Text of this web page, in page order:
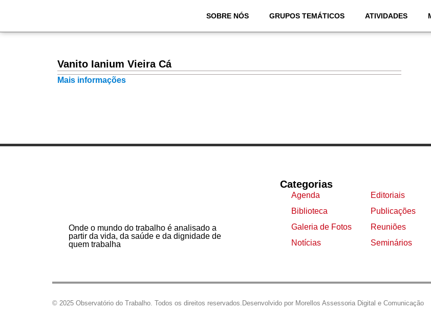
SOBRE NÓS GRUPOS TEMÁTICOS ATIVIDADES
Vanito Ianium Vieira Cá
Mais informações
Onde o mundo do trabalho é analisado a
partir da vida, da saúde e da dignidade de
quem trabalha
Categorias
Agenda
Biblioteca
Galeria de Fotos
Notícias
Editoriais
Publicações
Reuniões
Seminários
© 2025 Observatório do Trabalho. Todos os direitos reservados. Desenvolvido por Morellos Assessoria Digital e Comunicação